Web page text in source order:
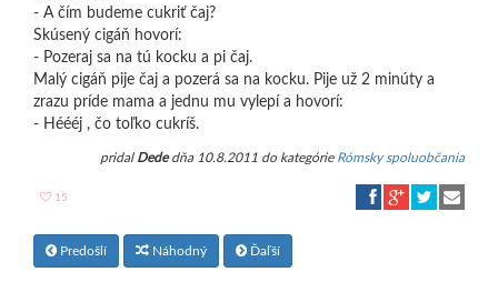
- A čím budeme cukriť čaj?
Skúsený cigáň hovorí:
- Pozeraj sa na tú kocku a pi čaj.
Malý cigáň pije čaj a pozerá sa na kocku. Pije už 2 minúty a
zrazu príde mama a jednu mu vylepí a hovorí:
- Héééj , čo toľko cukríš.
pridal Dededňa 10.8.2011 do kategórie Rómsky spoluobčania
15
Predošlí Náhodný Ďaľší